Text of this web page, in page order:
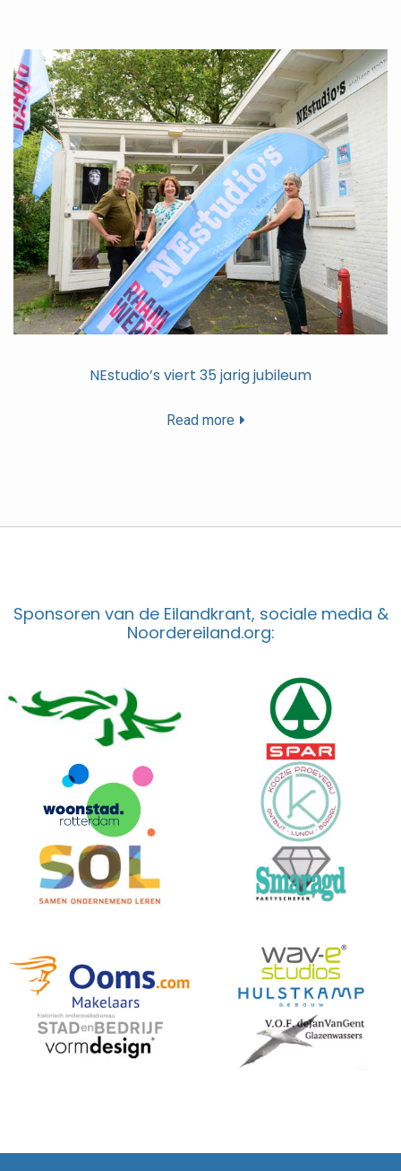
NEstudio’s viert 35 jarig jubileum
Read more
Sponsoren van de Eilandkrant, sociale media &
Noordereiland.org: